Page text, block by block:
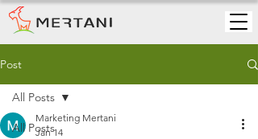
Post
All Posts
All Posts
Marketing Mertani
Jan 14